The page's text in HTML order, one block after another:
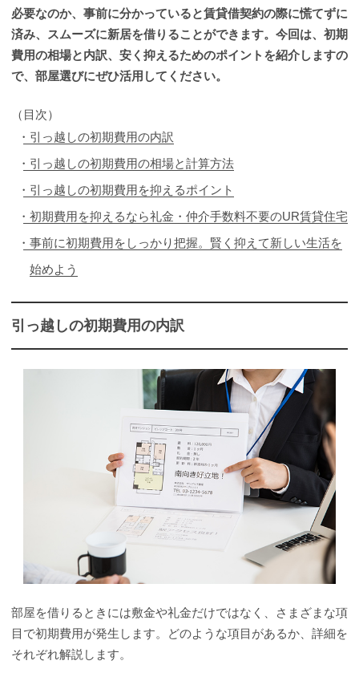
必要なのか、事前に分かっていると賃貸借契約の際に慌てずに
済み、スムーズに新居を借りることができます。今回は、初期
費用の相場と内訳、安く抑えるためのポイントを紹介しますの
で、部屋選びにぜひ活用してください。
（目次）
引っ越しの初期費用の内訳
引っ越しの初期費用の相場と計算方法
引っ越しの初期費用を抑えるポイント
初期費用を抑えるなら礼金・仲介手数料不要のUR賃貸住宅
事前に初期費用をしっかり把握。賢く抑えて新しい生活を
始めよう
引っ越しの初期費用の内訳
部屋を借りるときには敷金や礼金だけではなく、さまざまな項
目で初期費用が発生します。どのような項目があるか、詳細を
それぞれ解説します。